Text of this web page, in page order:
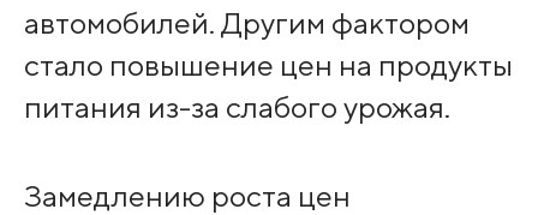
автомобилей. Другим фактором
стало повышение цен на продукты
питания из-за слабого урожая.
Замедлению роста цен